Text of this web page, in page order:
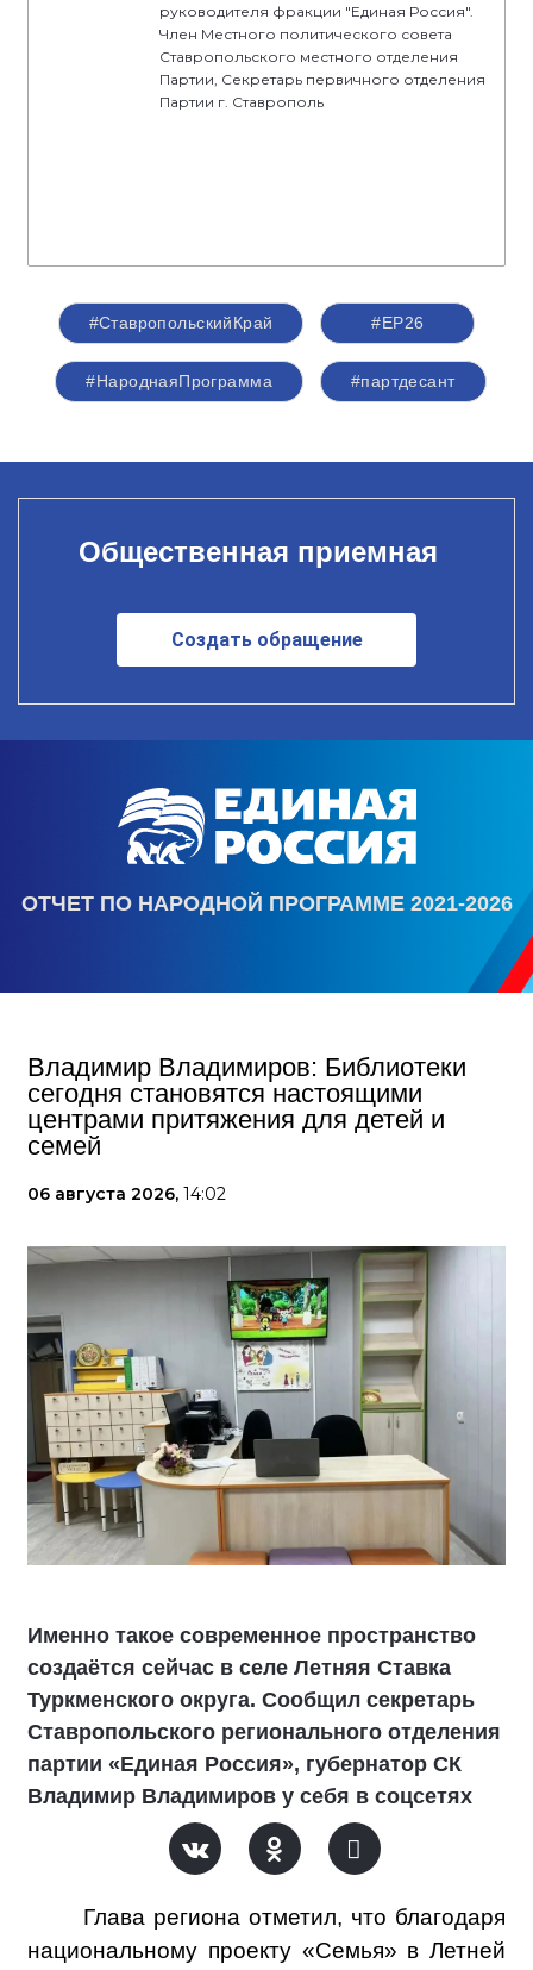
руководителя фракции "Единая Россия".
Член Местного политического совета
Ставропольского местного отделения
Партии, Секретарь первичного отделения
Партии г. Ставрополь
#СтавропольскийКрай #ЕР26
#НароднаяПрограмма #партдесант
Общественная приемная
Создать обращение
ОТЧЕТ ПО НАРОДНОЙ ПРОГРАММЕ 2021-2026
Владимир Владимиров: Библиотеки
сегодня становятся настоящими
центрами притяжения для детей и
семей
06 августа 2026, 14:02
Именно такое современное пространство
создаётся сейчас в селе Летняя Ставка
Туркменского округа. Сообщил секретарь
Ставропольского регионального отделения
партии «Единая Россия», губернатор СК
Владимир Владимиров у себя в соцсетях
Глава региона отметил, что благодаря
национальному проекту «Семья» в Летней